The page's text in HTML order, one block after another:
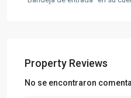
Property Reviews
No se encontraron